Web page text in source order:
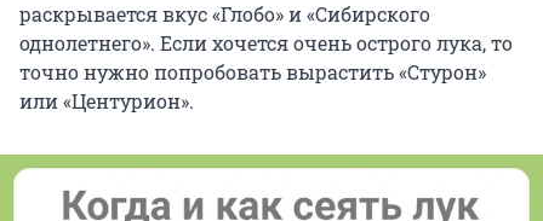
раскрывается вкус «Глобо» и «Сибирского
однолетнего». Если хочется очень острого лука, то
точно нужно попробовать вырастить «Стурон»
или «Центурион».